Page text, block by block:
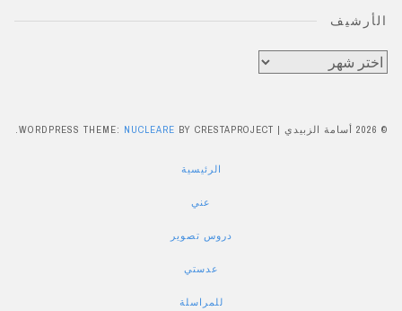
الأرشيف
الأرشيف
© 2026 أسامة الزبيدي |
WORDPRESS THEME: NUCLEARE BY CRESTAPROJECT.
الرئيسية
عني
دروس تصوير
عدستي
للمراسلة